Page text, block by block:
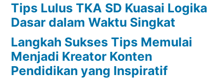
Tips Lulus TKA SD Kuasai Logika
Dasar dalam Waktu Singkat
Langkah Sukses Tips Memulai
Menjadi Kreator Konten
Pendidikan yang Inspiratif